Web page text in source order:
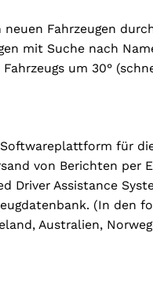
Fahrzeugen
mit Suche nach
um 30°
für
von Berichten per
Driver Assistance
(In den
Australien,